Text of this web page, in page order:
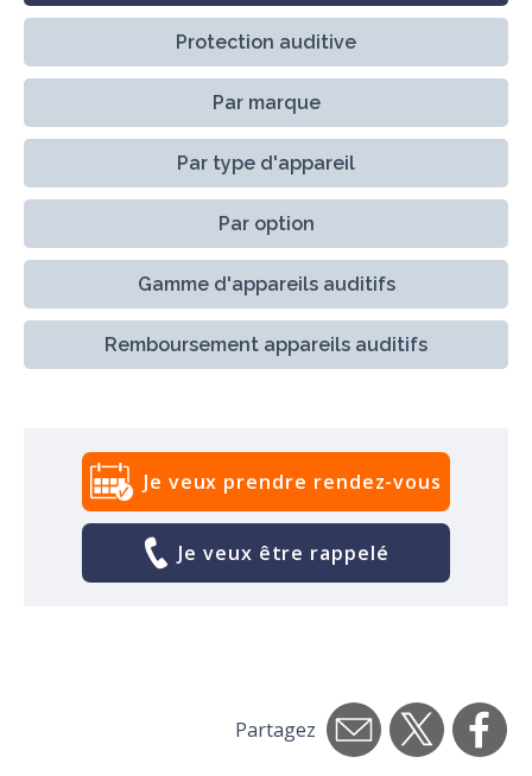
Protection auditive
Par marque
Par type d'appareil
Par option
Gamme d'appareils auditifs
Remboursement appareils auditifs
Je veux prendre rendez-vous
Je veux être rappelé
Partagez